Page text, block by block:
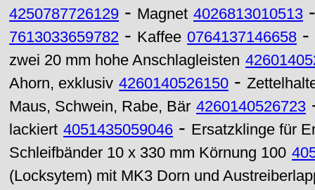
4250787726129 - Magnet 4026813010513
7613033659782 - Kaffee 0764137146658 -
zwei 20 mm hohe Anschlagleisten
Ahorn, exklusiv 4260140526150 -
Maus, Schwein, Rabe, Bär 4260140526723
lackiert 4051435059046 - Ersatzklinge für
Schleifbänder 10 x 330 mm Körnung 100
(Locksytem) mit MK3 Dorn und